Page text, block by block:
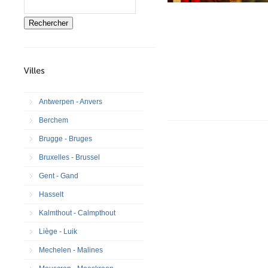
Rechercher
Antwerpen - Anvers
Berchem
Brugge - Bruges
Bruxelles - Brussel
Gent - Gand
Hasselt
Kalmthout - Calmpthout
Liège - Luik
Mechelen - Malines